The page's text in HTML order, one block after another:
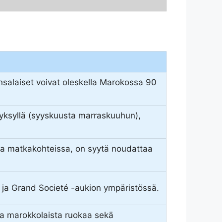
voivat oleskella Marokossa 90
(syyskuusta marraskuuhun),
matkakohteissa, on syytä noudattaa
Grand Societé -aukion ympäristössä.
marokkolaista ruokaa sekä